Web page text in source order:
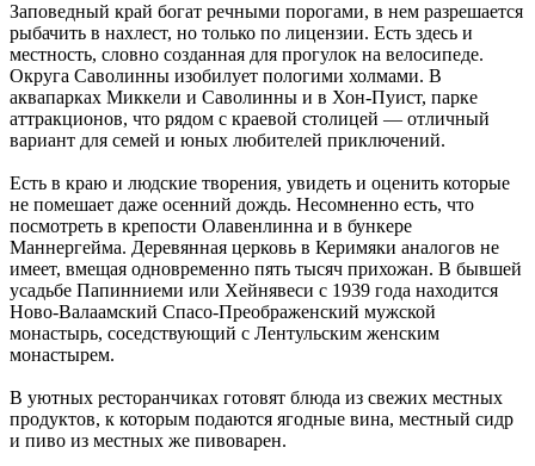
Заповедный край богат речными порогами, в нем разрешается
рыбачить в нахлест, но только по лицензии. Есть здесь и
местность, словно созданная для прогулок на велосипеде.
Округа Саволинны изобилует пологими холмами. В
аквапарках Миккели и Саволинны и в Хон-Пуист, парке
аттракционов, что рядом с краевой столицей — отличный
вариант для семей и юных любителей приключений.
Есть в краю и людские творения, увидеть и оценить которые
не помешает даже осенний дождь. Несомненно есть, что
посмотреть в крепости Олавенлинна и в бункере
Маннергейма. Деревянная церковь в Керимяки аналогов не
имеет, вмещая одновременно пять тысяч прихожан. В бывшей
усадьбе Папинниеми или Хейнявеси с 1939 года находится
Ново-Валаамский Спасо-Преображенский мужской
монастырь, соседствующий с Лентульским женским
монастырем.
В уютных ресторанчиках готовят блюда из свежих местных
продуктов, к которым подаются ягодные вина, местный сидр
и пиво из местных же пивоварен.